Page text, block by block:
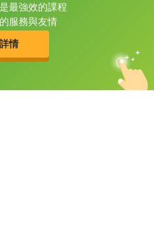
最強效的課程
服務與友情
情
有
背
故事